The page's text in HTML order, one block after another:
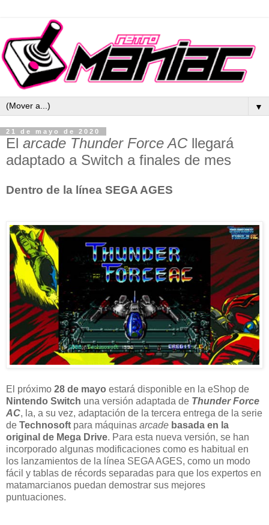
▼
21 de mayo de 2020
El arcade Thunder Force ACllegará
adaptado a Switch a finales de mes
Dentro de la línea SEGA AGES
El próximo 28 de mayo estará disponible en la eShop de
Nintendo Switch una versión adaptada de Thunder Force
AC, la, a su vez, adaptación de la tercera entrega de la serie
de Technosoft para máquinas arcade basada en la
original de Mega Drive. Para esta nueva versión, se han
incorporado algunas modificaciones como es habitual en
los lanzamientos de la línea SEGA AGES, como un modo
fácil y tablas de récords separadas para que los expertos en
matamarcianos puedan demostrar sus mejores
puntuaciones.